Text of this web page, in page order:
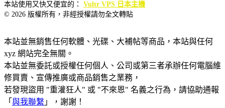
本站使用又快又便宜的： Vultr VPS 日本主機
© 2026 版權所有，非經授權請勿全文轉貼
本站並無銷售任何軟體、光碟、大補帖等商品，本站與任何
xyz 網站完全無關。
本站並無委託或授權任何個人、公司或第三者承辦任何電腦維
修買賣、宣傳推廣或商品銷售之業務，
若發現盜用 "重灌狂人" 或 "不來恩" 名義之行為，請協助通報
「 與我聯繫 」，謝謝！